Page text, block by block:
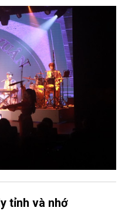
phường Hoàn Kiếm).
tỉnh và nhớ